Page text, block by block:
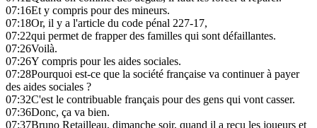
07:16Et y compris pour des mineurs.
07:18Or, il y a l'article du code pénal 227-17,
07:22qui permet de frapper des familles qui sont défaillantes.
07:26Voilà.
07:26Y compris pour les aides sociales.
07:28Pourquoi est-ce que la société française va continuer à payer
des aides sociales ?
07:32C'est le contribuable français pour des gens qui vont casser.
07:36Donc, ça va bien.
07:37Bruno Retailleau, dimanche soir, quand il a reçu les joueurs et